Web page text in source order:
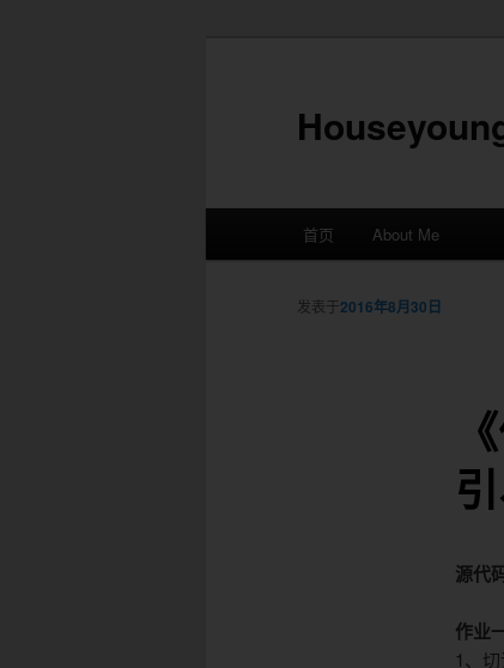
跳
至
首页 About Me
发表于2016年8月30日
源代
作业
1、